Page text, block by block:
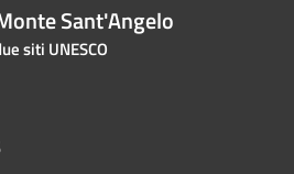
Sant'Angelo
siti UNESCO